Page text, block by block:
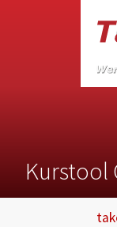
Kurstool